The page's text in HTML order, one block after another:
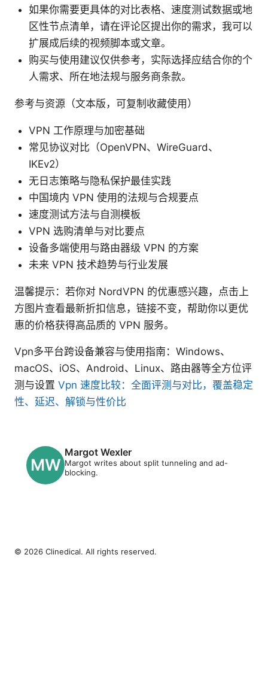
如果你需要更具体的对比表格、速度测试数据或地
区性节点清单，请在评论区提出你的需求，我可以
扩展成后续的视频脚本或文章。
购买与使用建议仅供参考，实际选择应结合你的个
人需求、所在地法规与服务商条款。
参考与资源（文本版，可复制收藏使用）
VPN 工作原理与加密基础
常见协议对比（OpenVPN、WireGuard、
IKEv2）
无日志策略与隐私保护最佳实践
中国境内 VPN 使用的法规与合规要点
速度测试方法与自测模板
VPN 选购清单与对比要点
设备多端使用与路由器级 VPN 的方案
未来 VPN 技术趋势与行业发展
温馨提示：若你对 NordVPN 的优惠感兴趣，点击上
方图片查看最新折扣信息，链接不变，帮助你以更优
惠的价格获得高品质的 VPN 服务。
Vpn多平台跨设备兼容与使用指南：Windows、
macOS、iOS、Android、Linux、路由器等全方位评
测与设置 Vpn 速度比较：全面评测与对比，覆盖稳定
性、延迟、解锁与性价比
Margot Wexler
Margot writes about split tunneling and ad-
blocking.
© 2026 Clinedical. All rights reserved.